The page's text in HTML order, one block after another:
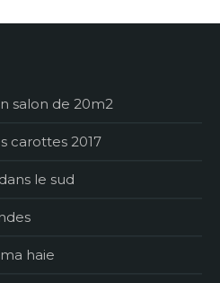
salon de 20m2
carottes 2017
le sud
haie